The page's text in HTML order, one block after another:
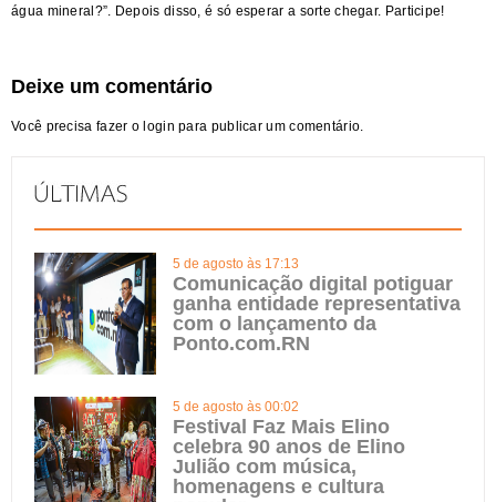
água mineral?”. Depois disso, é só esperar a sorte chegar. Participe!
Deixe um comentário
Você precisa fazer o login para publicar um comentário.
5 de agosto às 17:13
Comunicação digital potiguar
ganha entidade representativa
com o lançamento da
Ponto.com.RN
5 de agosto às 00:02
Festival Faz Mais Elino
celebra 90 anos de Elino
Julião com música,
homenagens e cultura